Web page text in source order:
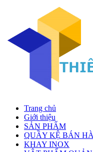
Trang chủ
Giới thiệu
SẢN PHẨM
QUẦY KỆ BÁN
KHAY INOX